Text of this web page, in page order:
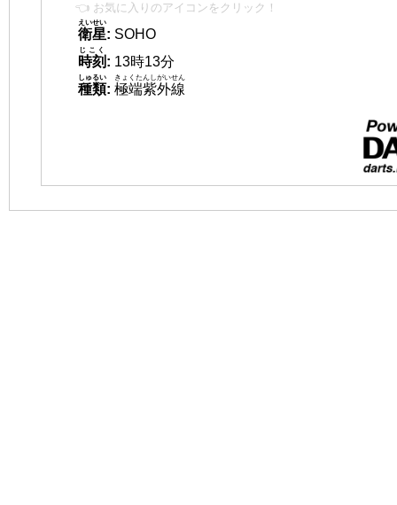
👈 お気に入りのアイコンをクリック！
衛星
えいせい
: SOHO
時刻
じこく
: 13時13分
種類
しゅるい
: 極端紫外線
きょくたんしがいせん